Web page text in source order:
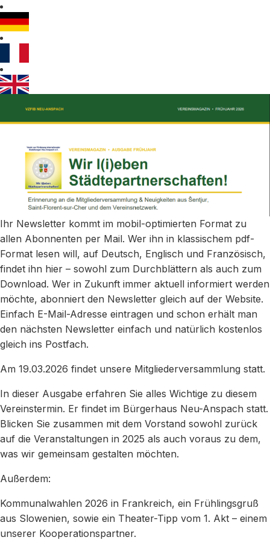
Ihr Newsletter kommt im mobil-optimierten Format zu
allen Abonnenten per Mail. Wer ihn in klassischem pdf-
Format lesen will, auf Deutsch, Englisch und Französisch,
findet ihn hier – sowohl zum Durchblättern als auch zum
Download. Wer in Zukunft immer aktuell informiert werden
möchte, abonniert den Newsletter gleich auf der Website.
Einfach E-Mail-Adresse eintragen und schon erhält man
den nächsten Newsletter einfach und natürlich kostenlos
gleich ins Postfach.
Am 19.03.2026 findet unsere Mitgliederversammlung statt.
In dieser Ausgabe erfahren Sie alles Wichtige zu diesem
Vereinstermin. Er findet im Bürgerhaus Neu-Anspach statt.
Blicken Sie zusammen mit dem Vorstand sowohl zurück
auf die Veranstaltungen in 2025 als auch voraus zu dem,
was wir gemeinsam gestalten möchten.
Außerdem:
Kommunalwahlen 2026 in Frankreich, ein Frühlingsgruß
aus Slowenien, sowie ein Theater-Tipp vom 1. Akt – einem
unserer Kooperationspartner.